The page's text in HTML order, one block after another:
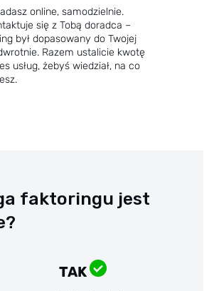
online, samodzielnie.
się z Tobą doradca –
był dopasowany do Twojej
Razem ustalicie kwotę
usług, żebyś wiedział, na co
faktoringu jest
TAK